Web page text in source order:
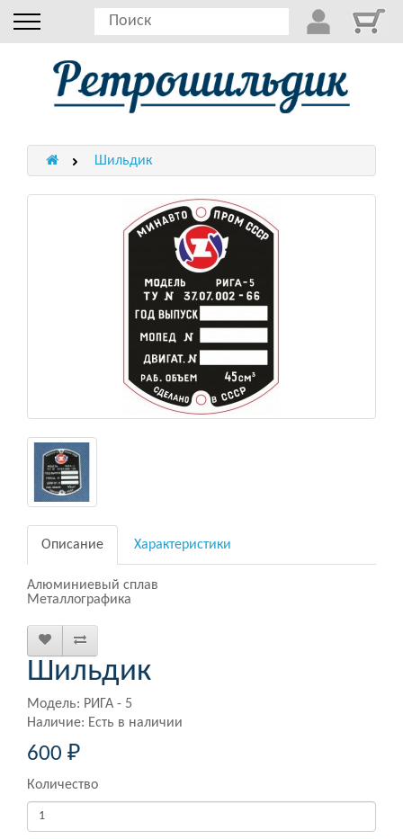
Шильдик
Описание Характеристики
Алюминиевый сплав
Металлографика
Шильдик
Модель: РИГА - 5
Наличие: Есть в наличии
600 ₽
Количество